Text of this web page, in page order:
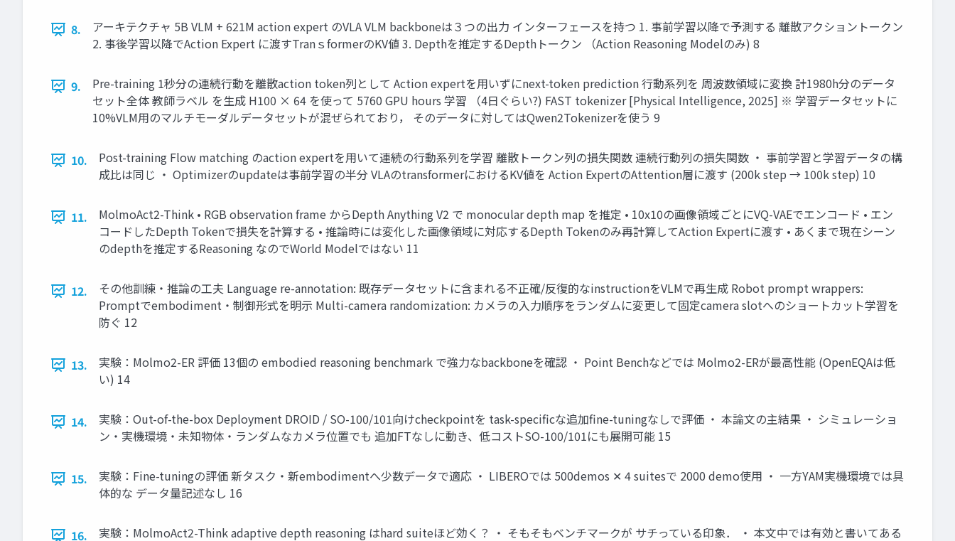
8.
アーキテクチャ 5B VLM + 621M action expert のVLA VLM backboneは３つの出力 インターフェースを持つ 1. 事前学習以降で予測する 離散アクショントークン
2. 事後学習以降でAction Expert に渡すTranｓformerのKV値 3. Depthを推定するDepthトークン （Action Reasoning Modelのみ) 8
9.
Pre-training 1秒分の連続行動を離散action token列として Action expertを用いずにnext-token prediction 行動系列を 周波数領域に変換 計1980h分のデータ
セット全体 教師ラベル を生成 H100 × 64 を使って 5760 GPU hours 学習 （4日ぐらい?) FAST tokenizer [Physical Intelligence, 2025] ※ 学習データセットに
10%VLM用のマルチモーダルデータセットが混ぜられており， そのデータに対してはQwen2Tokenizerを使う 9
10.
Post-training Flow matching のaction expertを用いて連続の行動系列を学習 離散トークン列の損失関数 連続行動列の損失関数 ・ 事前学習と学習データの構
成比は同じ ・ Optimizerのupdateは事前学習の半分 VLAのtransformerにおけるKV値を Action ExpertのAttention層に渡す (200k step → 100k step) 10
11.
MolmoAct2-Think • RGB observation frame からDepth Anything V2 で monocular depth map を推定 • 10x10の画像領域ごとにVQ-VAEでエンコード • エン
コードしたDepth Tokenで損失を計算する • 推論時には変化した画像領域に対応するDepth Tokenのみ再計算してAction Expertに渡す • あくまで現在シーン
のdepthを推定するReasoning なのでWorld Modelではない 11
12.
その他訓練・推論の工夫 Language re-annotation: 既存データセットに含まれる不正確/反復的なinstructionをVLMで再生成 Robot prompt wrappers:
Promptでembodiment・制御形式を明示 Multi-camera randomization: カメラの入力順序をランダムに変更して固定camera slotへのショートカット学習を
防ぐ 12
13.
実験：Molmo2-ER 評価 13個の embodied reasoning benchmark で強力なbackboneを確認 ・ Point Benchなどでは Molmo2-ERが最高性能 (OpenEQAは低
い) 14
14.
実験：Out-of-the-box Deployment DROID / SO-100/101向けcheckpointを task-specificな追加fine-tuningなしで評価 ・ 本論文の主結果 ・ シミュレーショ
ン・実機環境・未知物体・ランダムなカメラ位置でも 追加FTなしに動き、低コストSO-100/101にも展開可能 15
15.
実験：Fine-tuningの評価 新タスク・新embodimentへ少数データで適応 ・ LIBEROでは 500demos ✕ 4 suitesで 2000 demo使用 ・ 一方YAM実機環境では具
体的な データ量記述なし 16
16. 実験：MolmoAct2-Think adaptive depth reasoning はhard suiteほど効く？ ・ そもそもベンチマークが サチっている印象． ・ 本文中では有効と書いてある